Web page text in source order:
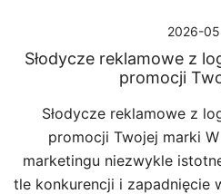
2026-
Słodycze reklamowe z
promocji
Słodycze reklamowe z
promocji Twojej marki
marketingu niezwykle
tle konkurencji i zapadnięcie